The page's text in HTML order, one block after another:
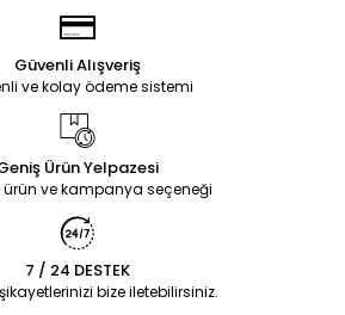
Güvenli Alışveriş
ve kolay ödeme sistemi
Ürün Yelpazesi
ürün ve kampanya seçeneği
7 / 24 DESTEK
bize iletebilirsiniz.